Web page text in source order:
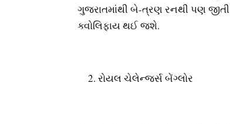
ગુજરાતમાંથી બે-ત્રણ રનથી પણ
ક્વોલિફાય થઈ જશે.
રોયલ ચેલેન્જર્સ બેંગ્લોર